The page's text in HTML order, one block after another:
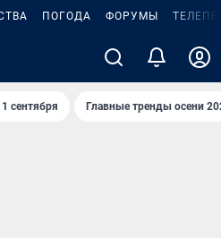
ПОГОДА ФОРУМЫ
сентября Главные тренды осени